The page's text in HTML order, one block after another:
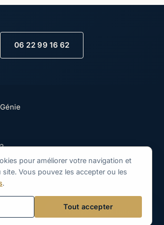
06 22 99 16 62
en-bateaux.com
Trouvez votre bateau
pour améliorer votre navigation et
Vous pouvez les accepter ou les
.
Tout accepter